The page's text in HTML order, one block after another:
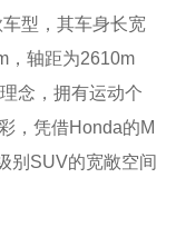
型，其车身长宽
，轴距为2610m
念，拥有运动个
，凭借Honda的M
别SUV的宽敞空间